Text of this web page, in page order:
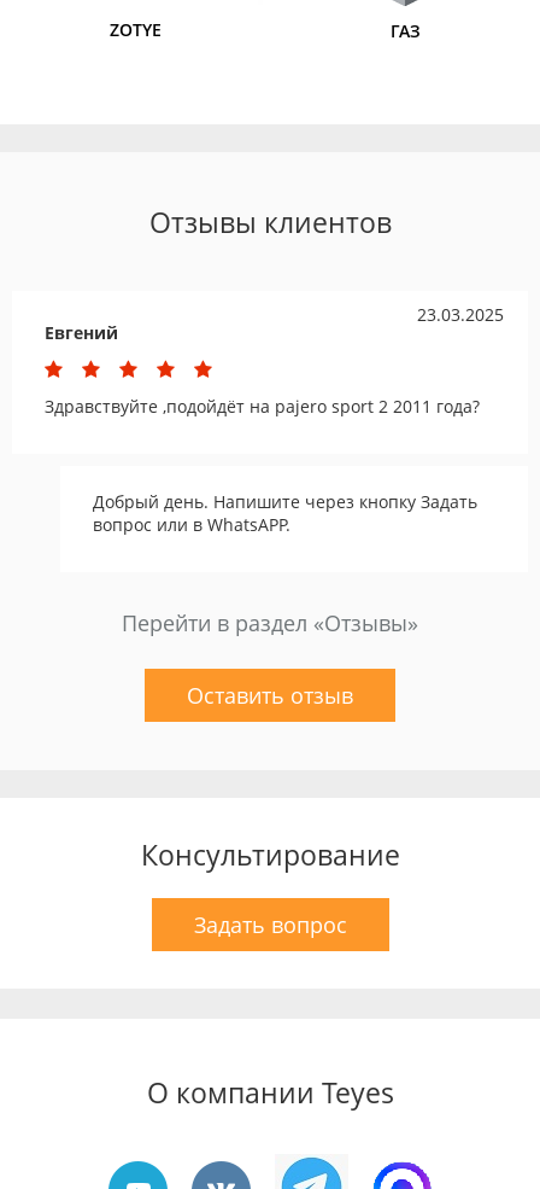
ZOTYE ГАЗ
Отзывы клиентов
23.03.2025
Евгений
Здравствуйте ,подойдёт на pajero sport 2 2011 года?
Добрый день. Напишите через кнопку Задать
вопрос или в WhatsAPP.
Перейти в раздел «Отзывы»
Оставить отзыв
Консультирование
Задать вопрос
О компании Teyes